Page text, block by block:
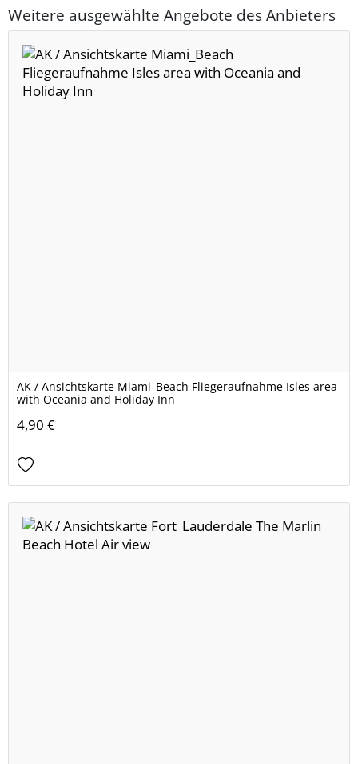
Weitere ausgewählte Angebote des Anbieters
AK / Ansichtskarte Miami_Beach Fliegeraufnahme Isles area
with Oceania and Holiday Inn
4,90 €